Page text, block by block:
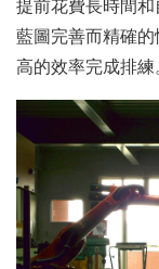
提前花費長時間
藍圖完善而精確
高的效率完成排練